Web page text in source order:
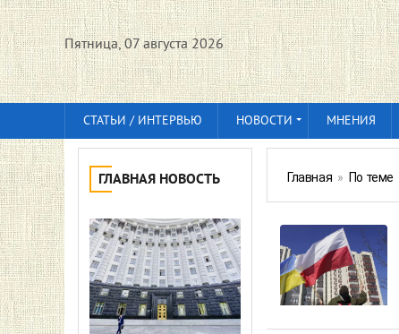
Пятница, 07 августа 2026
СТАТЬИ / ИНТЕРВЬЮ НОВОСТИ МНЕНИЯ
ГЛАВНАЯ НОВОСТЬ Главная » По теме